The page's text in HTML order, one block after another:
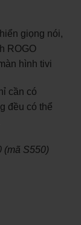
giọng nói,
ROGO
hình tivi
cần có
đều có thể
(mã S550)